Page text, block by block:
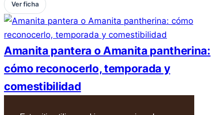
Ver ficha
Amanita pantera o Amanita pantherina:
cómo reconocerlo, temporada y
comestibilidad